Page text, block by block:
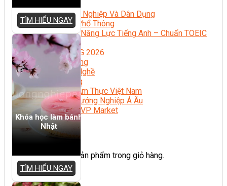
Điện Công Nghiệp Và Dân Dụng
Văn Hóa Phổ Thông
Nâng Cao Năng Lực Tiếng Anh – Chuẩn TOEIC
Tin Tức
HỌC BỔNG 2026
Học kỹ năng
Đào Tạo Nghề
Hoạt Động
Văn Hóa Ẩm Thực Việt Nam
Sự Kiện Hướng Nghiệp Á Âu
Siêu Thị ĐVP Market
Chưa có sản phẩm trong giỏ hàng.
TÌM HIỂU NGAY
Khóa học làm bánh
Nhật
TÌM HIỂU NGAY